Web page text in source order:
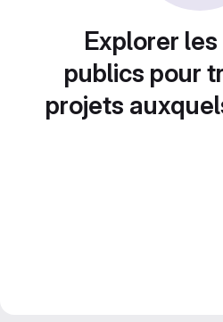
Explorer
publics pour
projets